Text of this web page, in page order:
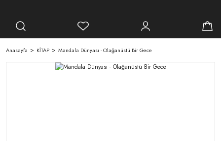
Anasayfa KİTAP Mandala Dünyası - Olağanüstü Bir Gece